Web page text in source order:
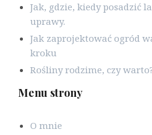
Jak, gdzie, kiedy posadzić
uprawy.
Jak zaprojektować ogród
kroku
Rośliny rodzime, czy
Menu strony
O mnie